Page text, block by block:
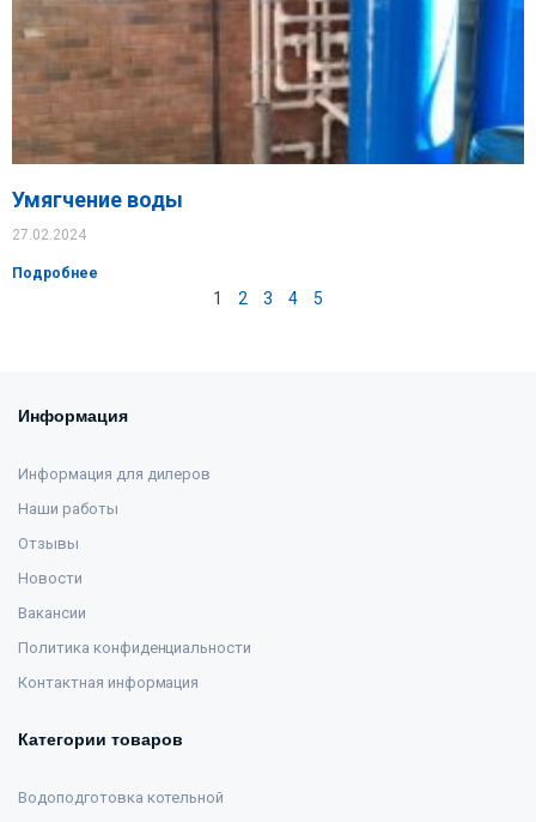
Умягчение воды
27.02.2024
Подробнее
1 2 3 4 5
Информация
Информация для дилеров
Наши работы
Отзывы
Новости
Вакансии
Политика конфиденциальности
Контактная информация
Категории товаров
Водоподготовка котельной